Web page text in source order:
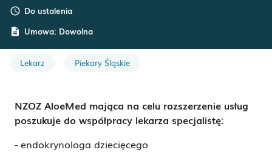
schedule Do ustalenia
description Umowa: Dowolna
Lekarz Piekary Śląskie
NZOZ AloeMed mająca na celu rozszerzenie usług
poszukuje do współpracy lekarza specjalistę:
- endokrynologa dziecięcego